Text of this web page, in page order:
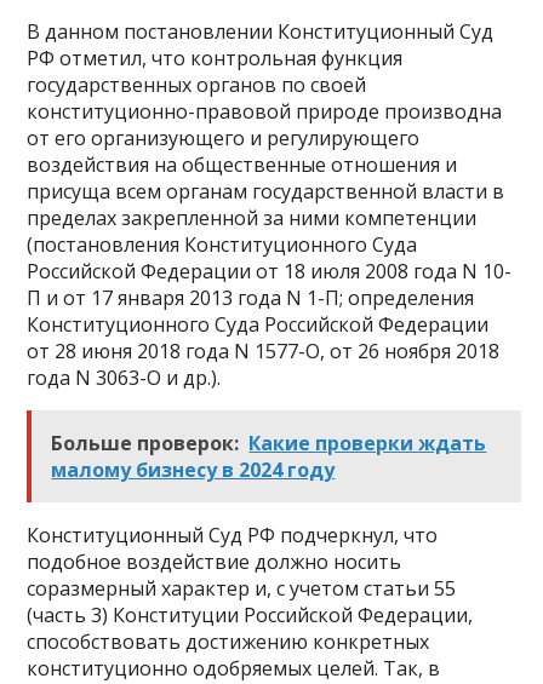
В данном постановлении Конституционный Суд
РФ отметил, что контрольная функция
государственных органов по своей
конституционно-правовой природе производна
от его организующего и регулирующего
воздействия на общественные отношения и
присуща всем органам государственной власти в
пределах закрепленной за ними компетенции
(постановления Конституционного Суда
Российской Федерации от 18 июля 2008 года N 10-
П и от 17 января 2013 года N 1-П; определения
Конституционного Суда Российской Федерации
от 28 июня 2018 года N 1577-О, от 26 ноября 2018
года N 3063-О и др.).
Больше проверок: Какие проверки ждать
малому бизнесу в 2024 году
Конституционный Суд РФ подчеркнул, что
подобное воздействие должно носить
соразмерный характер и, с учетом статьи 55
(часть 3) Конституции Российской Федерации,
способствовать достижению конкретных
конституционно одобряемых целей. Так, в